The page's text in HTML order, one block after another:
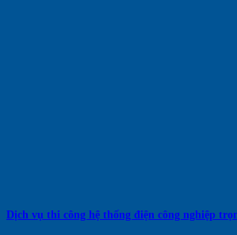
Dịch vụ thi công hệ thống điện công nghiệp